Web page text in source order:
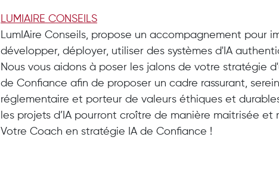
LUMIAIRE CONSEILS
LumIAire Conseils, propose un accompagnement pour
développer, déployer, utiliser des systèmes d'IA
Nous vous aidons à poser les jalons de votre stratégie
de Confiance afin de proposer un cadre rassurant,
réglementaire et porteur de valeurs éthiques et
les projets d’IA pourront croître de manière maitrisée et
Votre Coach en stratégie IA de Confiance !